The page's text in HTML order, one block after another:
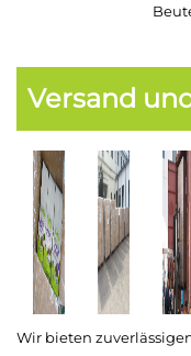
Versand
Wir bieten